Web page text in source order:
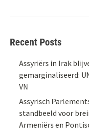
Recent Posts
Assyriërs in Irak
gemarginaliseerd:
VN
Assyrisch
standbeeld voor
Armeniërs en